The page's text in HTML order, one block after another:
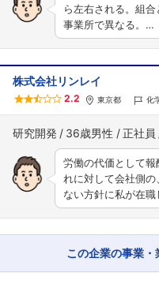
ら左右される。組
事業所で異なる。…
株式会社リンレイ
2.2 東京都 化
研究開発 36歳男性 正社員
労働の代価として
れに対して会社側
ない方針に私が在
この企業の事業